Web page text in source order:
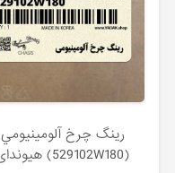
رينگ چرخ آلومينيومي
(529102W180) هیوندای